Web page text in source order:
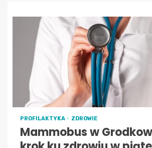
PROFILAKTYKA ZDROWIE
Mammobus w